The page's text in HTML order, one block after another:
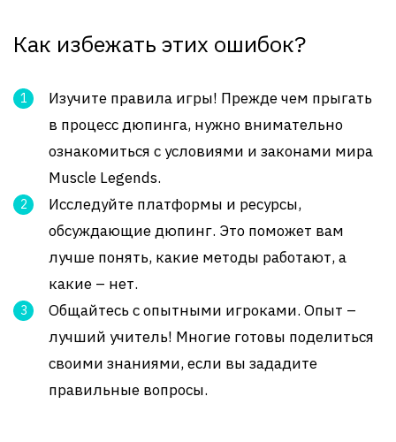
Как избежать этих ошибок?
Изучите правила игры! Прежде чем прыгать
в процесс дюпинга, нужно внимательно
ознакомиться с условиями и законами мира
Muscle Legends.
Исследуйте платформы и ресурсы,
обсуждающие дюпинг. Это поможет вам
лучше понять, какие методы работают, а
какие – нет.
Общайтесь с опытными игроками. Опыт –
лучший учитель! Многие готовы поделиться
своими знаниями, если вы зададите
правильные вопросы.